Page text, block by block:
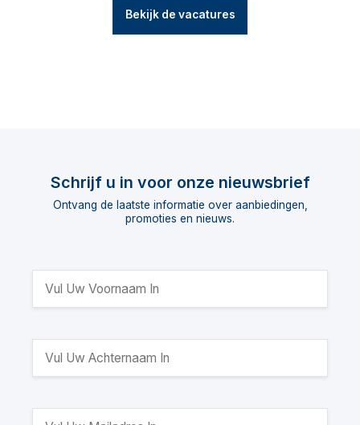
Bekijk de vacatures
Schrijf u in voor onze nieuwsbrief
Ontvang de laatste informatie over aanbiedingen,
promoties en nieuws.